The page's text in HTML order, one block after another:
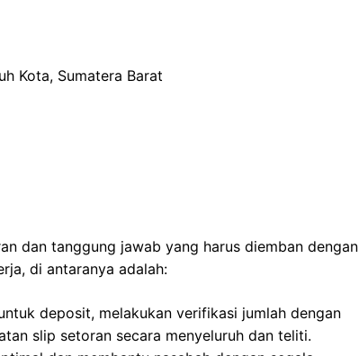
Kota, Sumatera Barat
dan tanggung jawab yang harus diemban dengan
di antaranya adalah:
deposit, melakukan verifikasi jumlah dengan
slip setoran secara menyeluruh dan teliti.